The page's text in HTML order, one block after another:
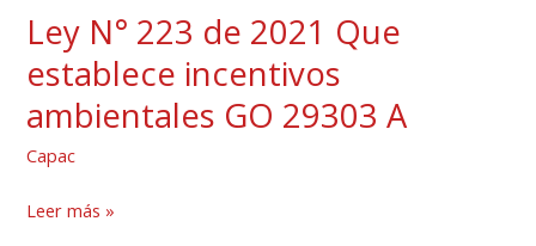
disposiciones
de
ARAP
y
otras
disposiciones
Ley N° 223 de 2021 Que
establece incentivos
ambientales GO 29303 A
Capac
Ley
223
de
2021
establece
Leer más »